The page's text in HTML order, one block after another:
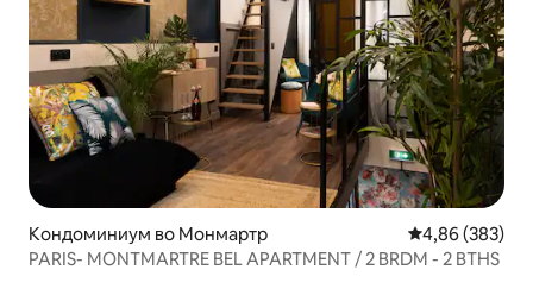
Кондоминиум во Монмартр Просечна
4,86 (383)
PARIS- MONTMARTRE BEL APARTMENT / 2 BRDM - 2 BTHS